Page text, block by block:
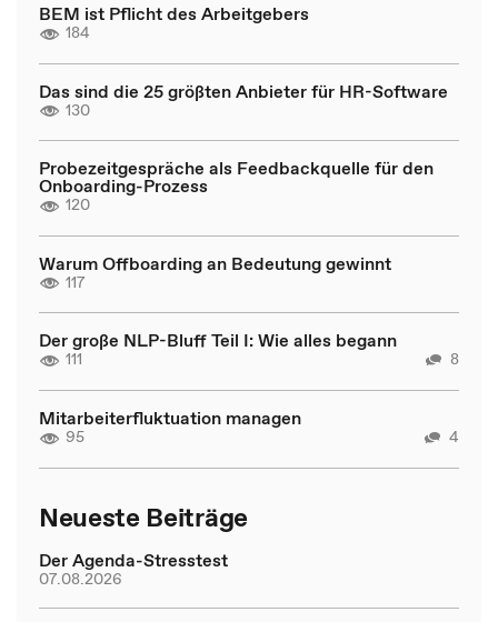
BEM ist Pflicht des Arbeitgebers
184
Das sind die 25 größten Anbieter für HR-Software
130
Probezeitgespräche als Feedbackquelle für den
Onboarding-Prozess
120
Warum Offboarding an Bedeutung gewinnt
117
Der große NLP-Bluff Teil I: Wie alles begann
111 8
Mitarbeiterfluktuation managen
95 4
Neueste Beiträge
Der Agenda-Stresstest
07.08.2026